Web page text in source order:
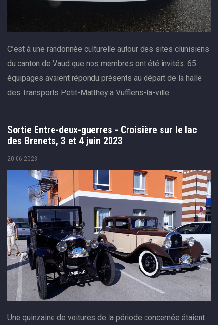
C’est à une randonnée culturelle autour des sites clunisiens
du canton de Vaud que nos membres ont été invités. 65
équipages avaient répondu présents au départ de la halle
des Transports Petit-Matthey à Vufflens-la-ville.
Sortie Entre-deux-guerres - Croisière sur le lac
des Brenets, 3 et 4 juin 2023
20.06.2023
Une quinzaine de voitures de la période concernée étaient